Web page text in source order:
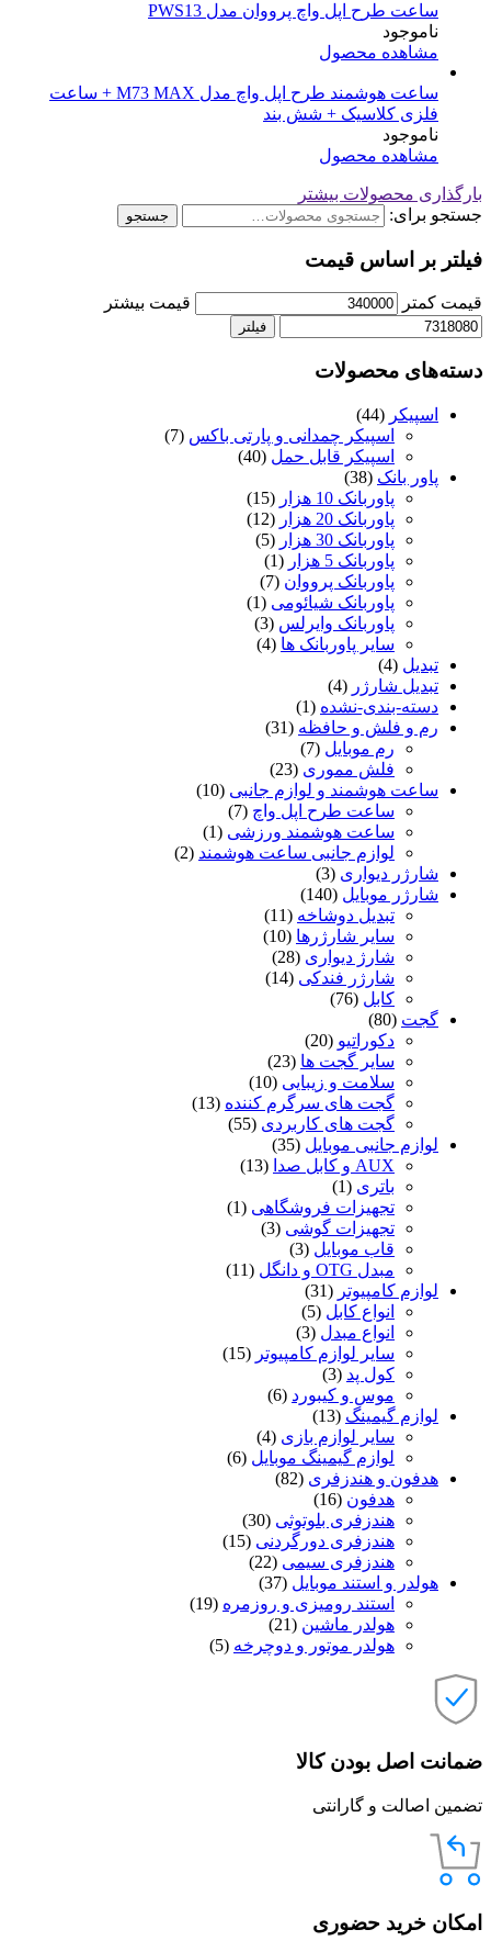
ساعت طرح اپل واچ پرووان مدل PWS13
ناموجود
مشاهده محصول
ساعت هوشمند طرح اپل واچ مدل M73 MAX + ساعت
فلزی کلاسیک + شش بند
ناموجود
مشاهده محصول
بارگذاری محصولات بیشتر
جستجو برای:
جستجو
فیلتر بر اساس قیمت
قیمت کمتر قیمت بیشتر
فیلتر
دسته‌های محصولات
اسپیکر (44)
اسپیکر چمدانی و پارتی باکس (7)
اسپیکر قابل حمل (40)
پاور بانک (38)
پاوربانک 10 هزار
(15)
پاوربانک 20 هزار
(12)
پاوربانک 30 هزار
(5)
پاوربانک 5 هزار
(1)
پاوربانک پرووان (7)
پاوربانک شیائومی (1)
پاوربانک وایرلس (3)
سایر پاوربانک ها (4)
تبدیل (4)
تبدیل شارژر (4)
دسته-بندی-نشده (1)
رم و فلش و حافظه (31)
رم موبایل (7)
فلش مموری (23)
ساعت هوشمند و لوازم جانبی (10)
ساعت طرح اپل واچ (7)
ساعت هوشمند ورزشی (1)
لوازم جانبی ساعت هوشمند (2)
شارژر دیواری (3)
شارژر موبایل (140)
تبدیل دوشاخه (11)
سایر شارژرها (10)
شارژ دیواری (28)
شارژر فندکی (14)
کابل (76)
گجت (80)
دکوراتیو (20)
سایر گجت ها (23)
سلامت و زیبایی (10)
گجت های سرگرم کننده (13)
گجت های کاربردی (55)
لوازم جانبی موبایل (35)
AUX و کابل صدا
(13)
باتری (1)
تجهیزات فروشگاهی (1)
تجهیزات گوشی (3)
قاب موبایل (3)
مبدل OTG و دانگل
(11)
لوازم کامپیوتر (31)
انواع کابل (5)
انواع مبدل (3)
سایر لوازم کامپیوتر (15)
کول پد (3)
موس و کیبورد (6)
لوازم گیمینگ (13)
سایر لوازم بازی (4)
لوازم گیمینگ موبایل (6)
هدفون و هندزفری (82)
هدفون (16)
هندزفری بلوتوثی (30)
هندزفری دورگردنی (15)
هندزفری سیمی (22)
هولدر و استند موبایل (37)
استند رومیزی و روزمره (19)
هولدر ماشین (21)
هولدر موتور و دوچرخه (5)
ضمانت اصل بودن کالا
تضمین اصالت و گارانتی
امکان خرید حضوری